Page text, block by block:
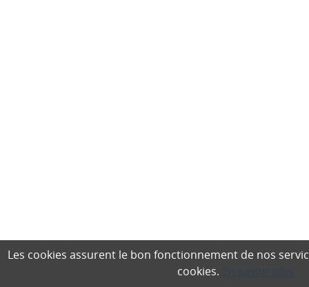
Les cookies assurent le bon fonctionnement de nos
cookies.